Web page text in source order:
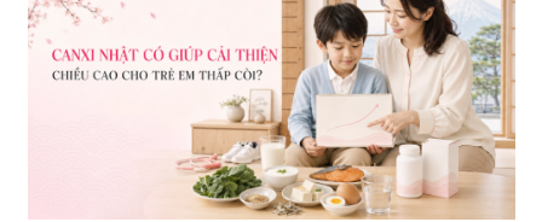
580.000 đ 1.570.000 đ